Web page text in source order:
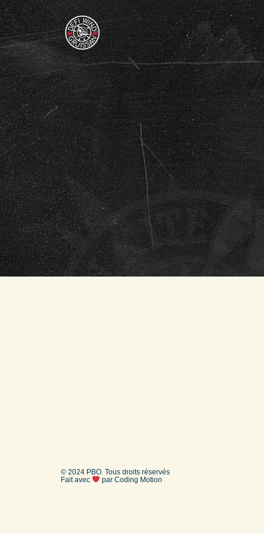
© 2024 PBO. Tous droits réservés
Fait avec
par Coding Motion